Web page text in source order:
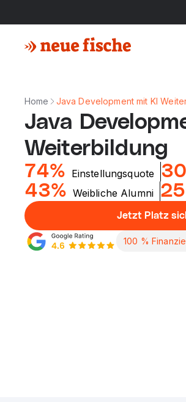
Home Java Development mit KI
Java
Weiterbildung
74% Einstellungsquote
43% Weibliche Alumni
Jetzt Platz
100 %